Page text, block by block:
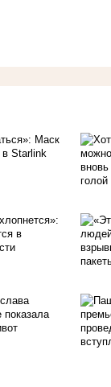
Маск
в Starlink
в
показала